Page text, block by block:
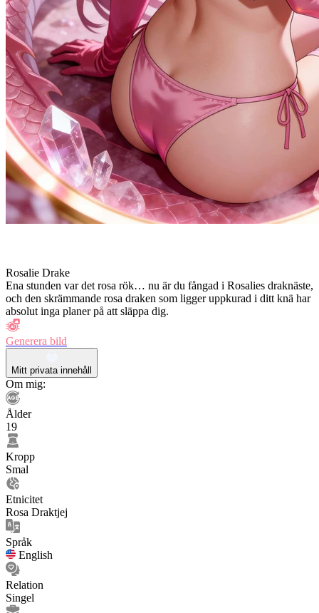
Rosalie Drake
Ena stunden var det rosa rök… nu är du fångad i Rosalies draknäste,
och den skrämmande rosa draken som ligger uppkurad i ditt knä har
absolut inga planer på att släppa dig.
Generera bild
Mitt privata innehåll
Om mig:
Ålder
19
Kropp
Smal
Etnicitet
Rosa Draktjej
Språk
English
Relation
Singel